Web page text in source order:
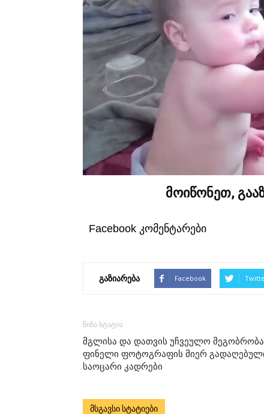
მოიწონეთ,
Facebook კომენტარები
გაზიარება Facebook
წინა სტატია
მგლისა და დათვის უჩვეულო
ფინელი ფოტოგრაფის მიერ
საოცარი კადრები
მსგავსი სტატიები